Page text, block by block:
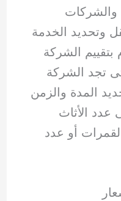
والشركات
وتحديد الخدمة
بتقييم الشركة
تجد الشركة
المدة والزمن
عدد الأثاث
أو عدد